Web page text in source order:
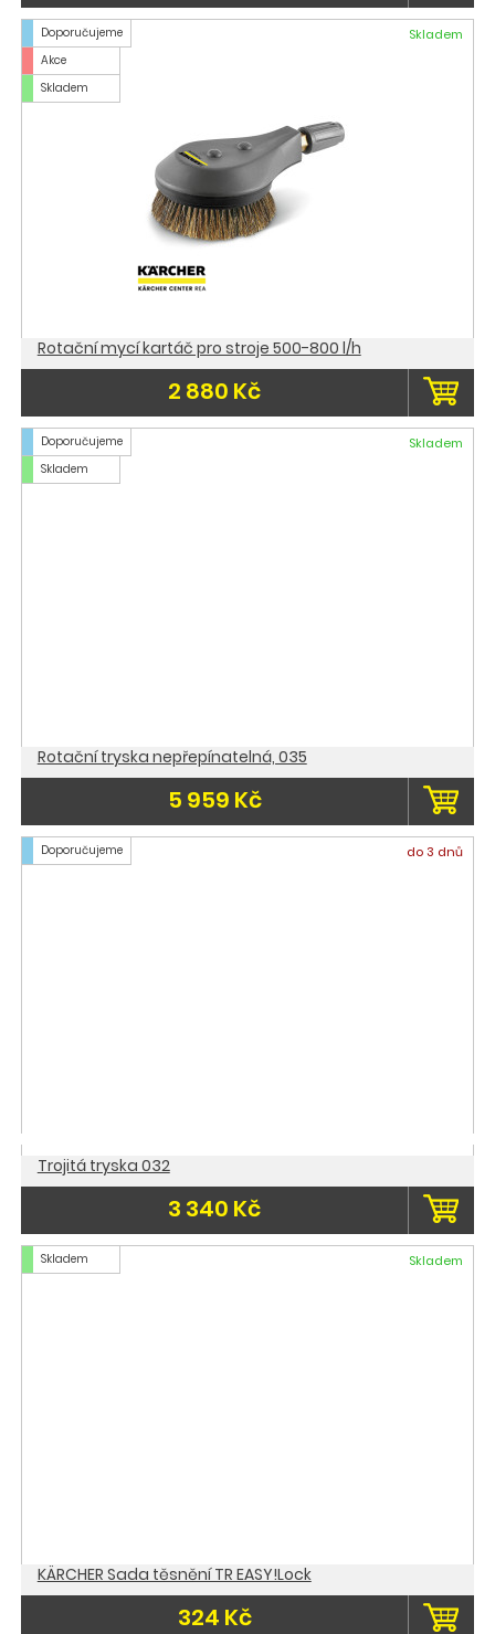
Doporučujeme
Akce
Skladem
Skladem
Rotační mycí kartáč pro stroje 500-800 l/h
2 880 Kč
Doporučujeme
Skladem
Skladem
Rotační tryska nepřepínatelná, 035
5 959 Kč
Doporučujeme do 3 dnů
Trojitá tryska 032
3 340 Kč
Skladem Skladem
KÄRCHER Sada těsnění TR EASY!Lock
324 Kč